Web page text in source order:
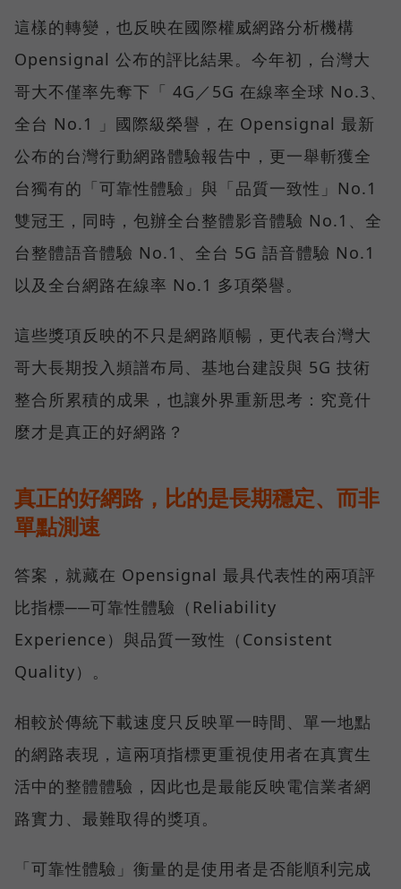
這樣的轉變，也反映在國際權威網路分析機構
Opensignal 公布的評比結果。今年初，台灣大
哥大不僅率先奪下「 4G／5G 在線率全球 No.3、
全台 No.1 」國際級榮譽，在 Opensignal 最新
公布的台灣行動網路體驗報告中，更一舉斬獲全
台獨有的「可靠性體驗」與「品質一致性」No.1
雙冠王，同時，包辦全台整體影音體驗 No.1、全
台整體語音體驗 No.1、全台 5G 語音體驗 No.1
以及全台網路在線率 No.1 多項榮譽。
這些獎項反映的不只是網路順暢，更代表台灣大
哥大長期投入頻譜布局、基地台建設與 5G 技術
整合所累積的成果，也讓外界重新思考：究竟什
麼才是真正的好網路？
真正的好網路，比的是長期穩定、而非
單點測速
答案，就藏在 Opensignal 最具代表性的兩項評
比指標──可靠性體驗（Reliability
Experience）與品質一致性（Consistent
Quality）。
相較於傳統下載速度只反映單一時間、單一地點
的網路表現，這兩項指標更重視使用者在真實生
活中的整體體驗，因此也是最能反映電信業者網
路實力、最難取得的獎項。
「可靠性體驗」衡量的是使用者是否能順利完成